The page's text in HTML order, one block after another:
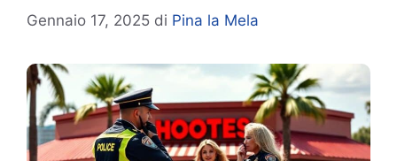
Gennaio 17, 2025 di Pina la Mela